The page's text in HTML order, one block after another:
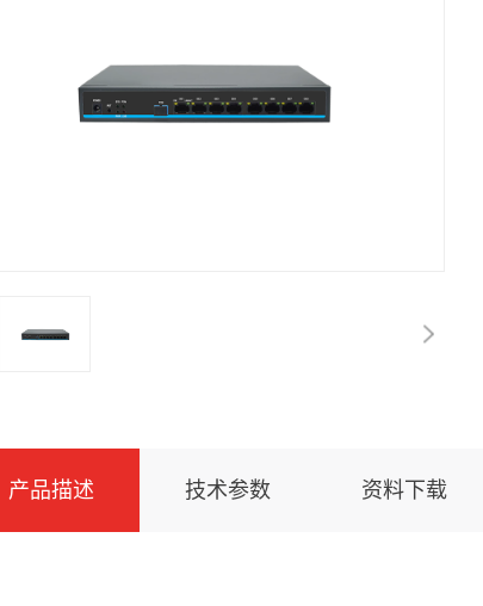
产品描述 技术参数 资料下载